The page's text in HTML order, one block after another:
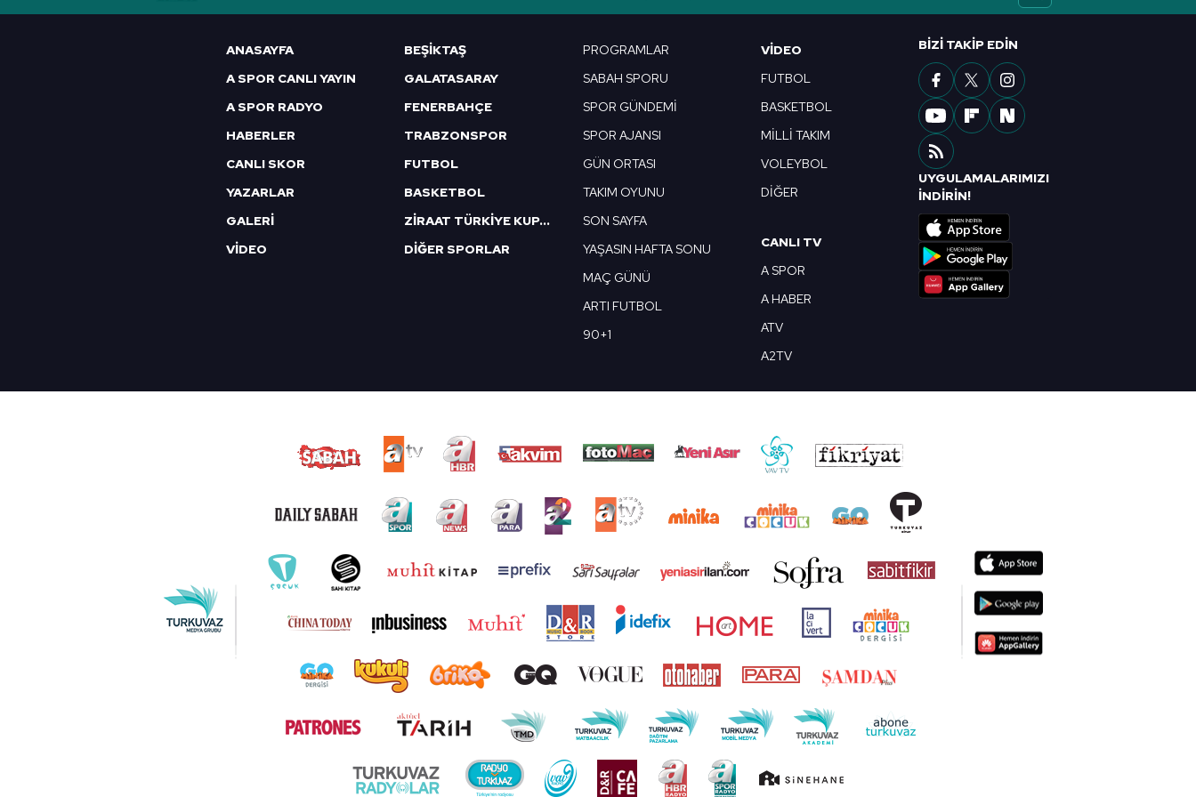
ANASAYFA
A SPOR CANLI YAYIN
A SPOR RADYO
HABERLER
CANLI SKOR
YAZARLAR
GALERİ
VİDEO
BEŞİKTAŞ
GALATASARAY
FENERBAHÇE
TRABZONSPOR
FUTBOL
BASKETBOL
ZİRAAT TÜRKİYE KUPASI
DİĞER SPORLAR
PROGRAMLAR
SABAH SPORU
SPOR GÜNDEMİ
SPOR AJANSI
GÜN ORTASI
TAKIM OYUNU
SON SAYFA
YAŞASIN HAFTA SONU
MAÇ GÜNÜ
ARTI FUTBOL
90+1
VIDEO
FUTBOL
BASKETBOL
MİLLİ TAKIM
VOLEYBOL
DİĞER
CANLI TV
A SPOR
A HABER
ATV
A2TV
BIZI TAKIP EDIN
UYGULAMALARIMIZI
İNDİRİN!